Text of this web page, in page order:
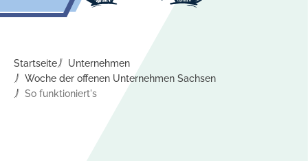
Startseite
Unternehmen
Woche der offenen Unternehmen Sachsen
So funktioniert's